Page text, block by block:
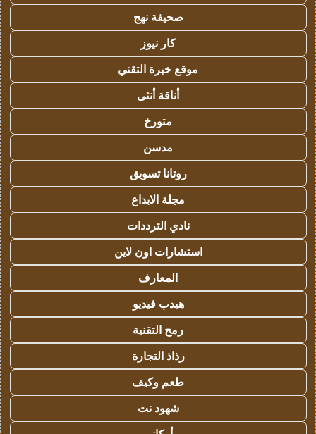
صحيفة نهج
كار نيوز
موقع خبرة التقني
أناقة أنثى
متورخ
مدسن
روتانا تسويق
مجلة الابداع
نادي الترددات
استشارات اون لاين
المعارف
هيدب فيديو
رمح التقنية
رذاذ التجارة
طعم وكيف
شهود نت